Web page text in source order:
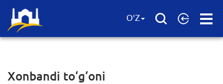
Open
O'Z
Xonbandi to‘g‘oni